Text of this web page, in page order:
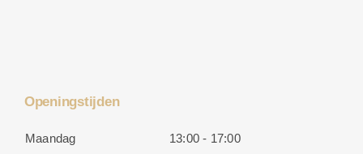
Openingstijden
Maandag
13:00 - 17:00